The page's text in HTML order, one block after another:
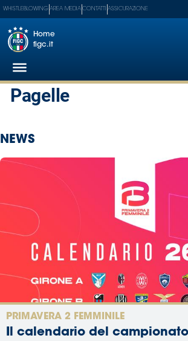
Federazione
Partner
Paralimpico
Serie
Women
Serie
Museo
WHISTLEBLOWING AREA MEDIA CONTATTI ASSICURAZIONE
Home
figc.it
Pagelle
NEWS
PRIMAVERA 2 FEMMINILE
Il calendario del